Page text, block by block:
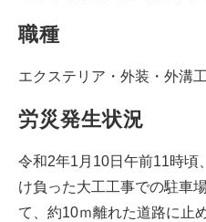
職種
エクステリア・外装・外溝
労災発生状況
令和2年1月10日午前11時頃
け負った大工工事での駐車
て、約10ｍ離れた道路に止